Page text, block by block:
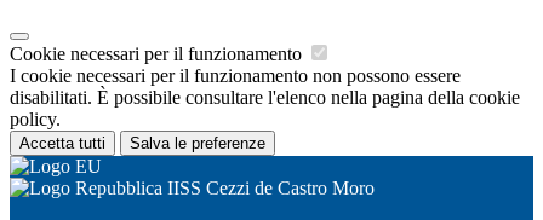
Cookie necessari per il funzionamento
I cookie necessari per il funzionamento non possono essere
disabilitati. È possibile consultare l'elenco nella pagina della cookie
policy.
Accetta tutti Salva le preferenze
IISS Cezzi de Castro Moro